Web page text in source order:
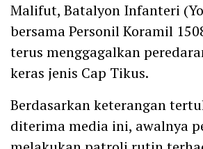
Malifut, Batalyon Infanteri
bersama Personil Koramil
terus menggagalkan
keras jenis Cap Tikus.
Berdasarkan keterangan
diterima media ini, awalnya